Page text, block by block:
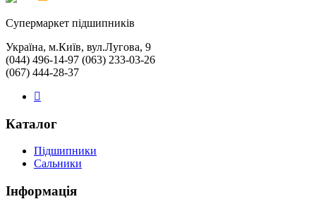
Cупермаркет підшипників
Україна, м.Київ, вул.Лугова, 9
(044) 496-14-97 (063) 233-03-26
(067) 444-28-37
Каталог
Підшипники
Сальники
Інформація